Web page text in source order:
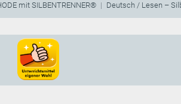
mit SILBENTRENNER® Deutsch / Lesen –